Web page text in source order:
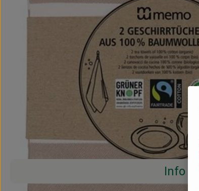
Info